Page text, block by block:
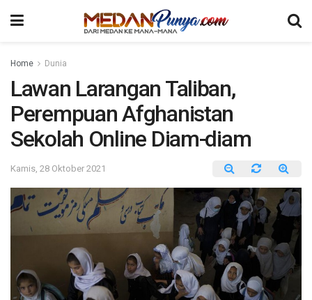
Home Dunia
Lawan Larangan Taliban,
Perempuan Afghanistan
Sekolah Online Diam-diam
Kamis, 28 Oktober 2021